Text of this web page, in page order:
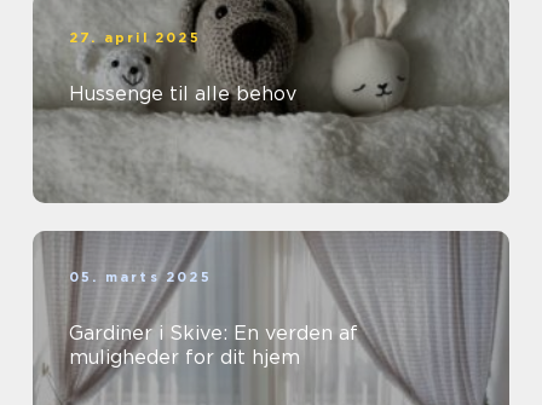
27. april 2025
Hussenge til alle behov
05. marts 2025
Gardiner i Skive: En verden af
muligheder for dit hjem